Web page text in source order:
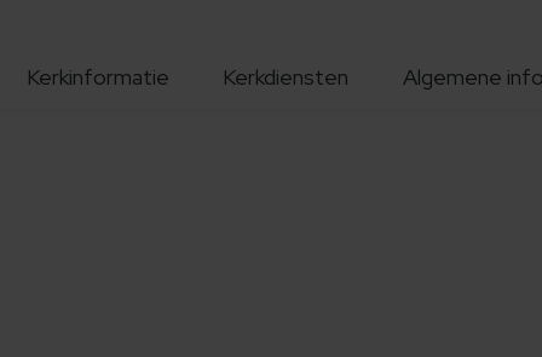
Kerkinformatie Kerkdiensten Algemene